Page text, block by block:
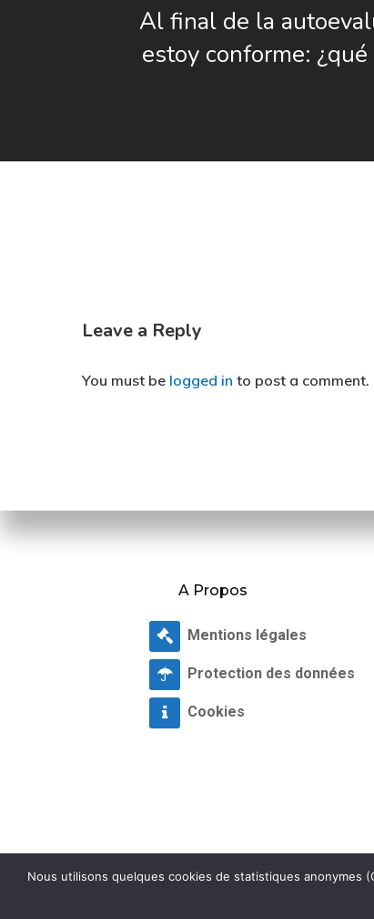
Al final de la
estoy conforme:
Leave a Reply
You must be logged in to post a comment.
A Propos
Mentions légales
Protection des données
Cookies
Nous utilisons quelques cookies de statistiques anonymes